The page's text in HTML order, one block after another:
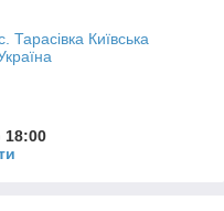
Київська
18:00